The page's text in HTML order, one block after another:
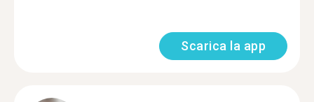
Scarica la app